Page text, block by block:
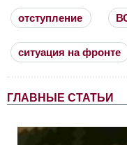
отступление
ситуация на фронте
ГЛАВНЫЕ СТАТЬИ